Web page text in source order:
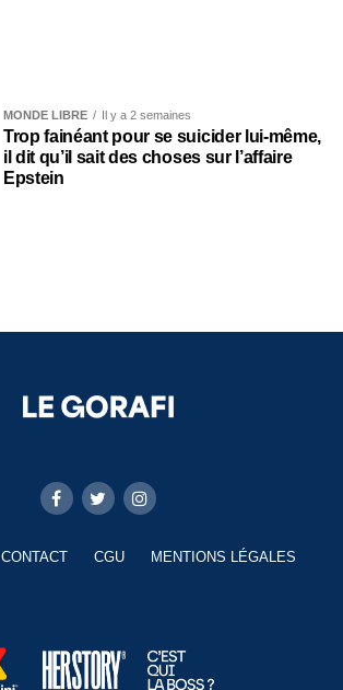
MONDE LIBRE Il y a 2 semaines
Trop fainéant pour se suicider lui-même,
il dit qu’il sait des choses sur l’affaire
Epstein
CONTACT CGU MENTIONS LÉGALES